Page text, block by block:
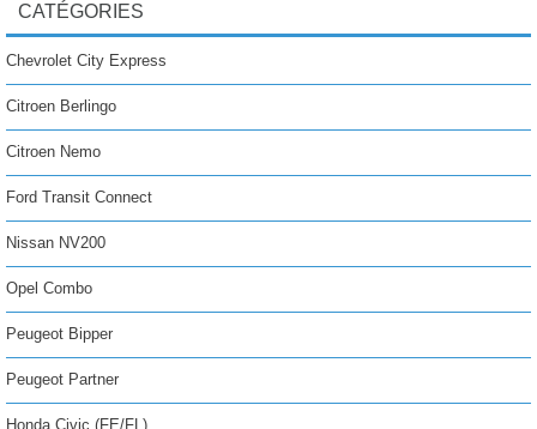
CATÉGORIES
Chevrolet City Express
Citroen Berlingo
Citroen Nemo
Ford Transit Connect
Nissan NV200
Opel Combo
Peugeot Bipper
Peugeot Partner
Honda Civic (FE/FL)